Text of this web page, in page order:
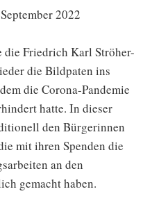
2022
die Friedrich Karl Ströher-
die Bildpaten ins
die Corona-Pandemie
hatte. In dieser
den Bürgerinnen
mit ihren Spenden die
an den
gemacht haben.